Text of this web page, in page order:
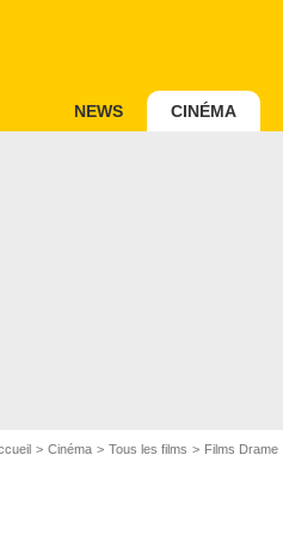
NEWS CINÉMA
Cinéma Tous les films Films Drame